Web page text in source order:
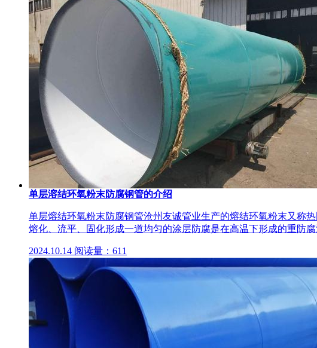
单层溶结环氧粉末防腐钢管的介绍
单层熔结环氧粉末防腐钢管沧州友诚管业生产的熔结环氧粉末又称
熔化、流平、固化形成一道均匀的涂层防腐是在高温下形成的重防
2024.10.14 阅读量：611